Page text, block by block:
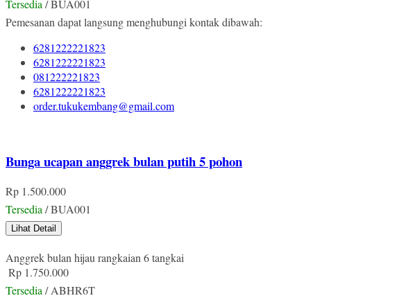
Tersedia / BUA001
Pemesanan dapat langsung menghubungi kontak dibawah:
6281222221823
6281222221823
081222221823
6281222221823
order.tukukembang@gmail.com
Bunga ucapan anggrek bulan putih 5 pohon
Rp 1.500.000
Tersedia / BUA001
Lihat Detail
Anggrek bulan hijau rangkaian 6 tangkai
Rp 1.750.000
Tersedia / ABHR6T